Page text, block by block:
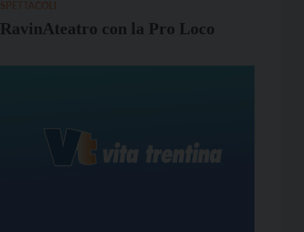
RavinAteatro con la Pro Loco